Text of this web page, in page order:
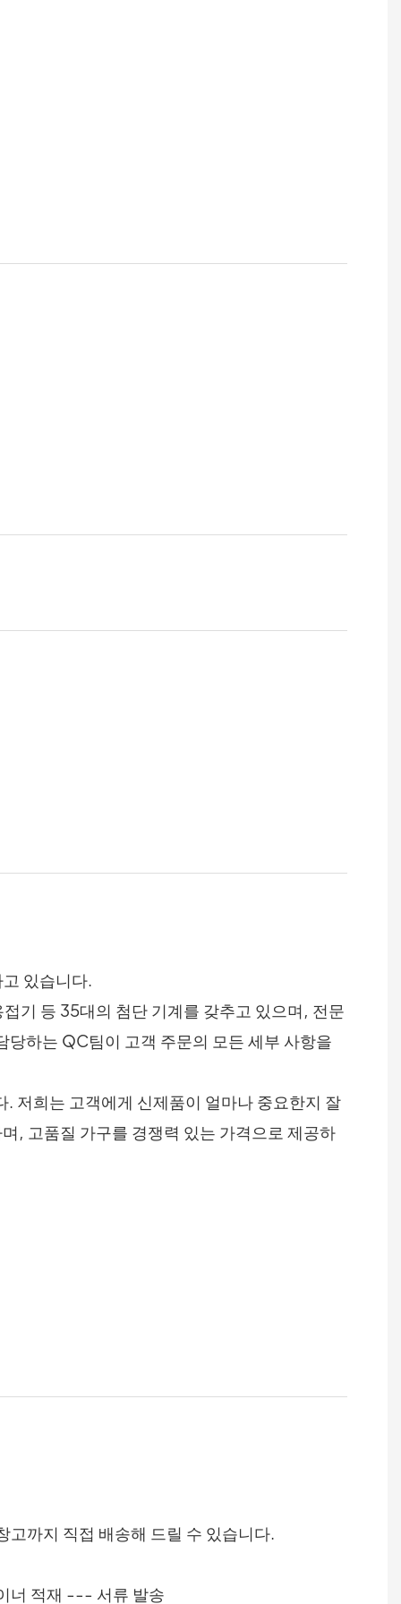
있습니다.
기 등 35대의 첨단 기계를 갖추고 있으며, 전문
당하는 QC팀이 고객 주문의 모든 세부 사항을
저희는 고객에게 신제품이 얼마나 중요한지 잘
, 고품질 가구를 경쟁력 있는 가격으로 제공하
고까지 직접 배송해 드릴 수 있습니다.
너 적재 --- 서류 발송